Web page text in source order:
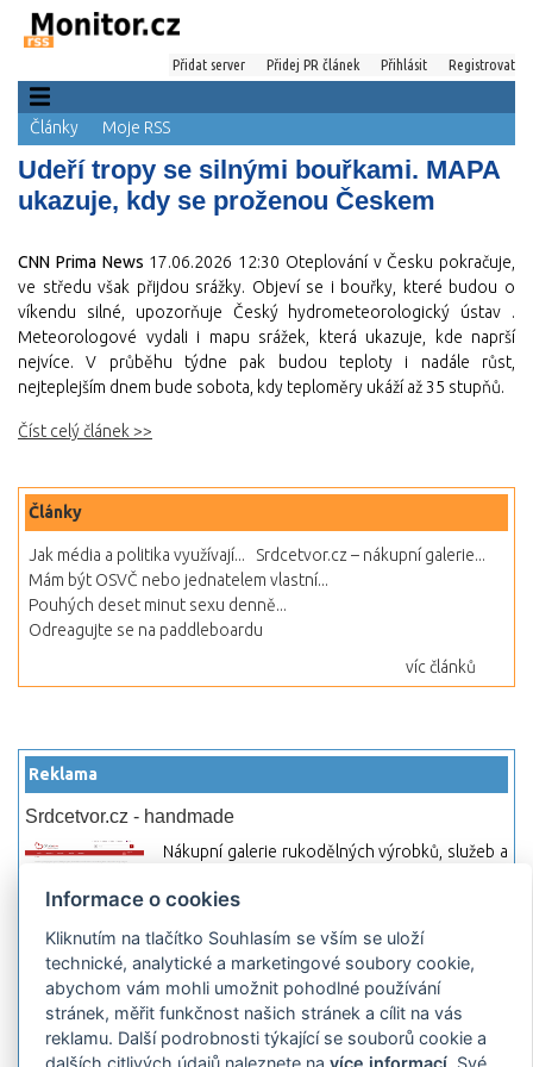
Přidat server Přidej PR článek Přihlásit Registrovat
Články Moje RSS
Udeří tropy se silnými bouřkami. MAPA
ukazuje, kdy se proženou Českem
CNN Prima News 17.06.2026 12:30 Oteplování v Česku pokračuje,
ve středu však přijdou srážky. Objeví se i bouřky, které budou o
víkendu silné, upozorňuje Český hydrometeorologický ústav .
Meteorologové vydali i mapu srážek, která ukazuje, kde naprší
nejvíce. V průběhu týdne pak budou teploty i nadále růst,
nejteplejším dnem bude sobota, kdy teploměry ukáží až 35 stupňů.
Číst celý článek >>
Články
Jak média a politika využívají...
Srdcetvor.cz – nákupní galerie...
Mám být OSVČ nebo jednatelem vlastní...
Pouhých deset minut sexu denně...
Odreagujte se na paddleboardu
víc článků
Reklama
Srdcetvor.cz - handmade
Nákupní galerie rukodělných výrobků, služeb a
začít prodávat nebo jen nakupovat.
Hledej-hosting.cz - webhosting, VPS
hosting
Přehled webhostingových, multihosting a VPS
hosting programů s možností jejich
pokročilého vyhledávání a porovnávání.
Informace o cookies
Kliknutím na tlačítko Souhlasím se vším se uloží
technické, analytické a marketingové soubory cookie,
abychom vám mohli umožnit pohodlné používání
stránek, měřit funkčnost našich stránek a cílit na vás
reklamu. Další podrobnosti týkající se souborů cookie a
dalších citlivých údajů naleznete navíce informací . Své